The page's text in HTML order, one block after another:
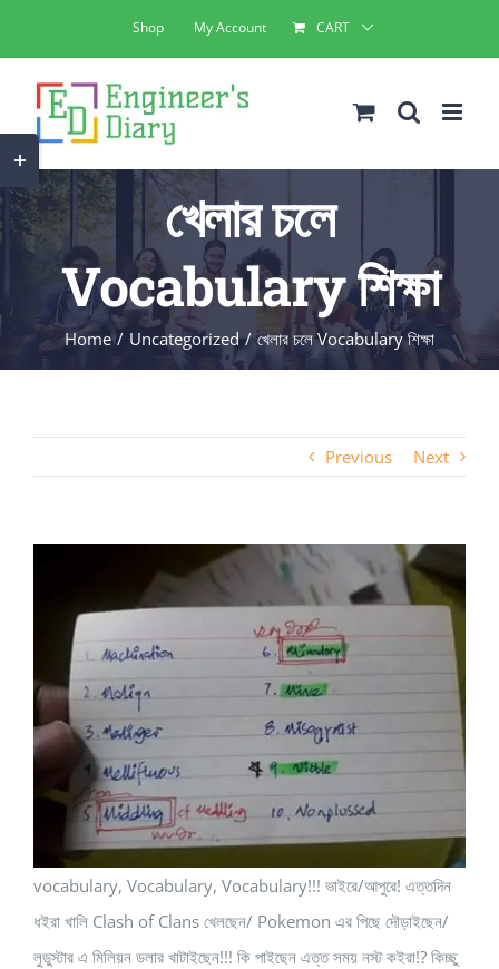
to
content
Shop My Account CART
খেলার চলে
Vocabulary শিক্ষা
Home Uncategorized খেলার চলে Vocabulary শিক্ষা
Previous Next
vocabulary, Vocabulary, Vocabulary!!! ভাইরে/আপুরে! এত্তদিন
ধইরা খালি Clash of Clans খেলছেন/ Pokemon এর পিছে দৌড়াইছেন/
লুডুস্টার এ মিলিয়ন ডলার খাটাইছেন!!! কি পাইছেন এত্ত সময় নস্ট কইরা!? কিচ্ছু
Toggle
Sliding
Bar
Area